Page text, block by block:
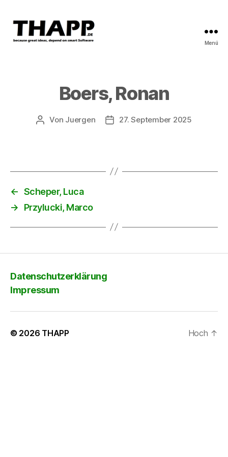
Menü
Boers, Ronan
Beitragsautor
Von Juergen Beitragsdatum
27. September 2025
← Scheper, Luca
→
Przylucki, Marco
Datenschutzerklärung
Impressum
© 2026 THAPP Hoch ↑